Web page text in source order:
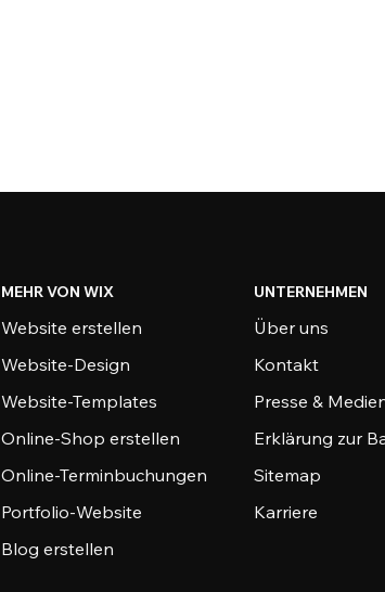
MEHR VON WIX
Website erstellen
Website-Design
Website-Templates
Online-Shop erstellen
Online-Terminbuchungen
Portfolio-Website
Blog erstellen
UNTERNEHMEN
Über uns
Kontakt
Presse &
Erklärung zur
Sitemap
Karriere